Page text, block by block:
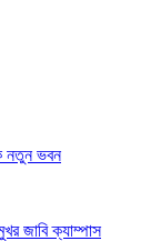
নতুন ভবন
জাবি ক্যাম্পাস